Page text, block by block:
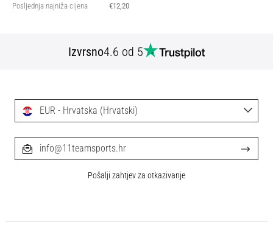
Posljednja najniža cijena €12,20
Izvrsno4.6 od 5
EUR - Hrvatska (Hrvatski)
info@11teamsports.hr
Pošalji zahtjev za otkazivanje